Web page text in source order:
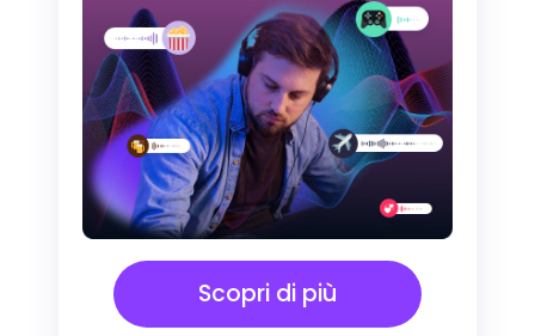
Scopri di più